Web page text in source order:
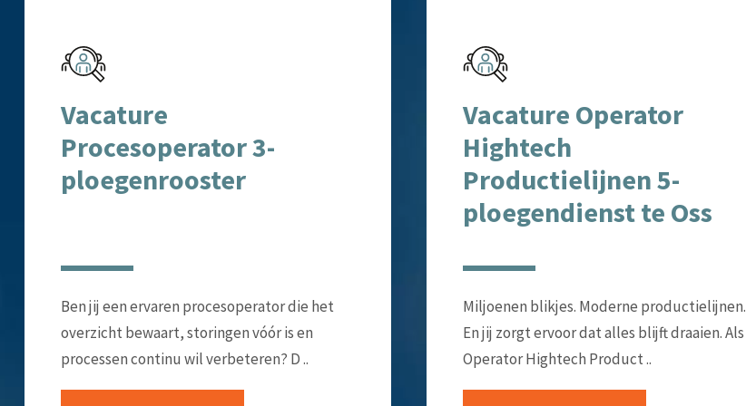
Vacature
Procesoperator 3-
ploegenrooster
Ben jij een ervaren procesoperator die het
overzicht bewaart, storingen vóór is en
processen continu wil verbeteren? D ..
Vacature Operator
Hightech
Productielijnen 5-
ploegendienst te Oss
Miljoenen blikjes. Moderne productielijnen.
En jij zorgt ervoor dat alles blijft draaien. Als
Operator Hightech Product ..